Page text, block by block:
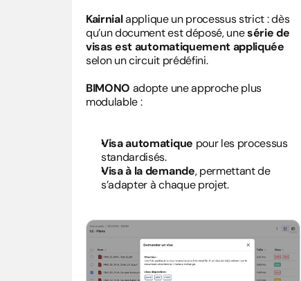
Kairnial applique un processus strict : dès
qu’un document est déposé, une série de
visas est automatiquement appliquée
selon un circuit prédéfini.
BIMONO adopte une approche plus
modulable :
Visa automatique pour les processus
standardisés.
Visa à la demande, permettant de
s’adapter à chaque projet.